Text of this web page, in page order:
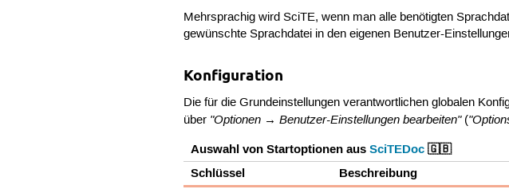
Mehrsprachig wird SciTE, wenn man alle benötigten
gewünschte Sprachdatei in den eigenen Benutzer-
Konfiguration
Die für die Grundeinstellungen verantwortlichen globalen
über "Optionen → Benutzer-Einstellungen bearbeiten"(
Auswahl von Startoptionen ausSciTEDoc 🇬🇧
Schlüssel
Beschreibung